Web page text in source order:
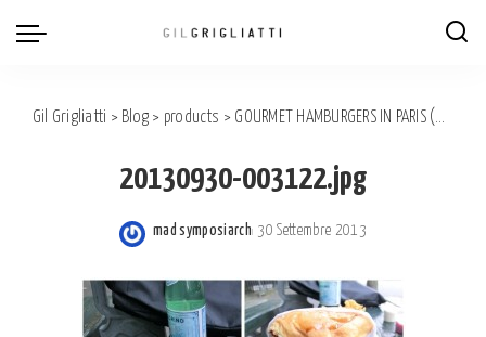
Gil Grigliatti > Blog > products > GOURMET HAMBURGERS IN PARIS (Made without Fassone beef)
20130930-003122.jpg
Posted
mad symposiarch 30 Settembre 2013